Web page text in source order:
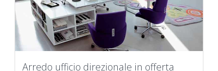
Arredo ufficio direzionale in offerta